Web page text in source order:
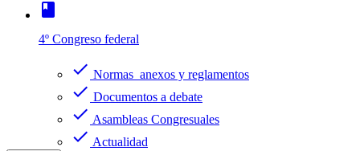
book
4º Congreso federal
check Normas anexos y reglamentos
check Documentos a debate
check Asambleas Congresuales
check Actualidad